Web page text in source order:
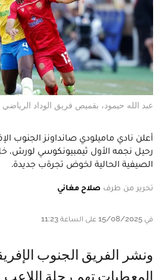
عبد الله حيمود، بقميص فريق الوداد الرياضي
أعلن نادي ماميلودي صانداونز الجنوب
رحيل نجمه الأول ثيمبيونكوسي لورش،
الصيفية الحالية لخوض تجرةب جديدة.
تحرير من طرف صلاح مغاني
في 15/08/2025 على الساعة 11:23
ونشر الفريق الجنوب الإفريقي مجموعة من